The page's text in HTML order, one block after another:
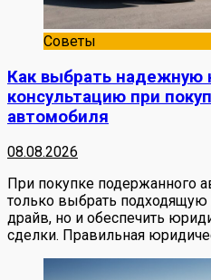
Советы
Как выбрать надежную
консультацию при
автомобиля
08.08.2026
При покупке подержанного
только выбрать подходящую
драйв, но и обеспечить
сделки. Правильная